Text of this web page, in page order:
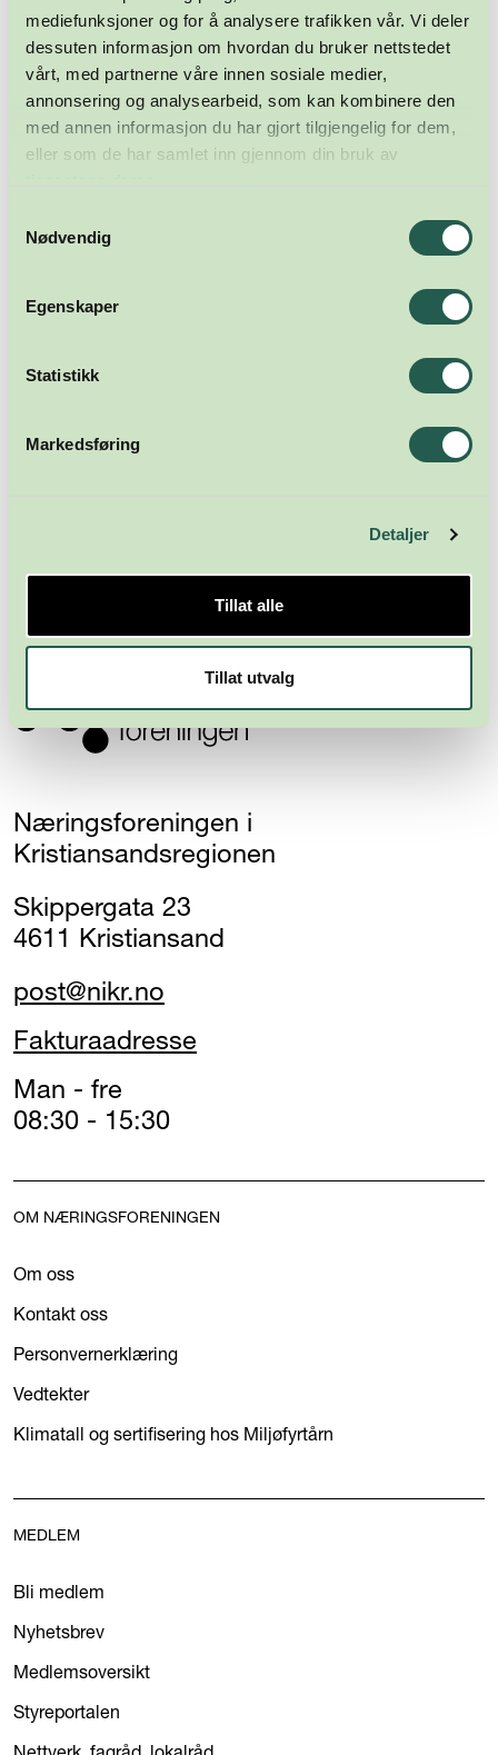
mediefunksjoner og for å analysere trafikken vår. Vi deler
dessuten informasjon om hvordan du bruker nettstedet
vårt, med partnerne våre innen sosiale medier,
annonsering og analysearbeid, som kan kombinere den
med annen informasjon du har gjort tilgjengelig for dem,
eller som de har samlet inn gjennom din bruk av
Nødvendig
Egenskaper
Statistikk
Markedsføring
Detaljer
Tillat alle
Tillat utvalg
Næringsforeningen i
Kristiansandsregionen
Skippergata 23
4611 Kristiansand
post@nikr.no
Fakturaadresse
Man - fre
08:30 - 15:30
OM NÆRINGSFORENINGEN
Om oss
Kontakt oss
Personvernerklæring
Vedtekter
Klimatall og sertifisering hos Miljøfyrtårn
MEDLEM
Bli medlem
Nyhetsbrev
Medlemsoversikt
Styreportalen